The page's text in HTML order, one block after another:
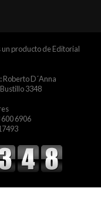
producto de Editorial
Roberto D´Anna
3348
600 6906